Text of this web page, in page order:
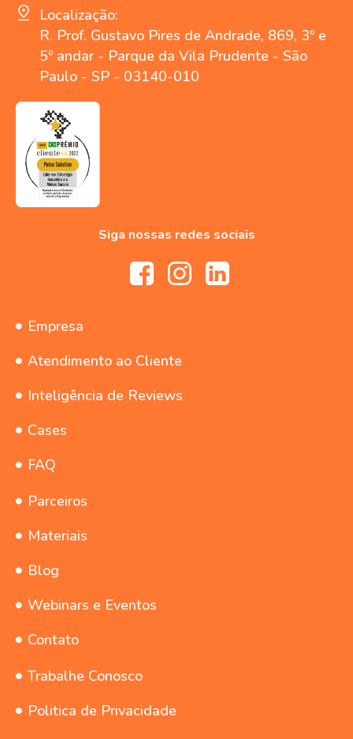
Localização:
R. Prof. Gustavo Pires de Andrade, 869, 3º e
5º andar - Parque da Vila Prudente - São
Paulo - SP - 03140-010
Siga nossas redes sociais
Empresa
Atendimento ao Cliente
Inteligência de Reviews
Cases
FAQ
Parceiros
Materiais
Blog
Webinars e Eventos
Contato
Trabalhe Conosco
Politica de Privacidade